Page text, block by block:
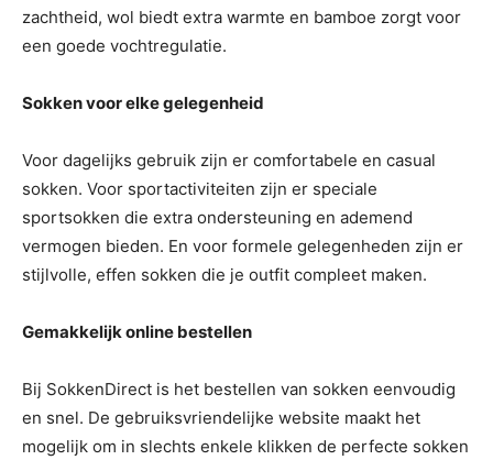
zachtheid, wol biedt extra warmte en bamboe zorgt voor
een goede vochtregulatie.
Sokken voor elke gelegenheid
Voor dagelijks gebruik zijn er comfortabele en casual
sokken. Voor sportactiviteiten zijn er speciale
sportsokken die extra ondersteuning en ademend
vermogen bieden. En voor formele gelegenheden zijn er
stijlvolle, effen sokken die je outfit compleet maken.
Gemakkelijk online bestellen
Bij SokkenDirect is het bestellen van sokken eenvoudig
en snel. De gebruiksvriendelijke website maakt het
mogelijk om in slechts enkele klikken de perfecte sokken